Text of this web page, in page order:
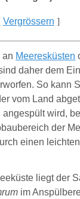
Vergrössern ]
an Meeresküsten
daher dem
So kann
vom Land
wird,
der
einen
liegt der
im